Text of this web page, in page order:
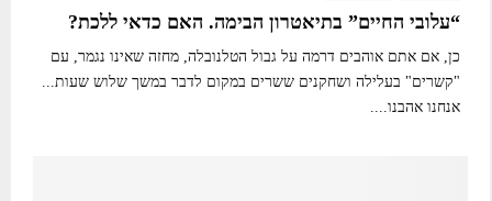
“עלובי החיים” בתיאטרון הבימה. האם כדאי ללכת?
כן, אם אתם אוהבים דרמה על גבול הטלנובלה, מחזה שאינו נגמר, עם
"קשרים" בעלילה ושחקנים ששרים במקום לדבר במשך שלוש שעות...
אנחנו אהבנו....